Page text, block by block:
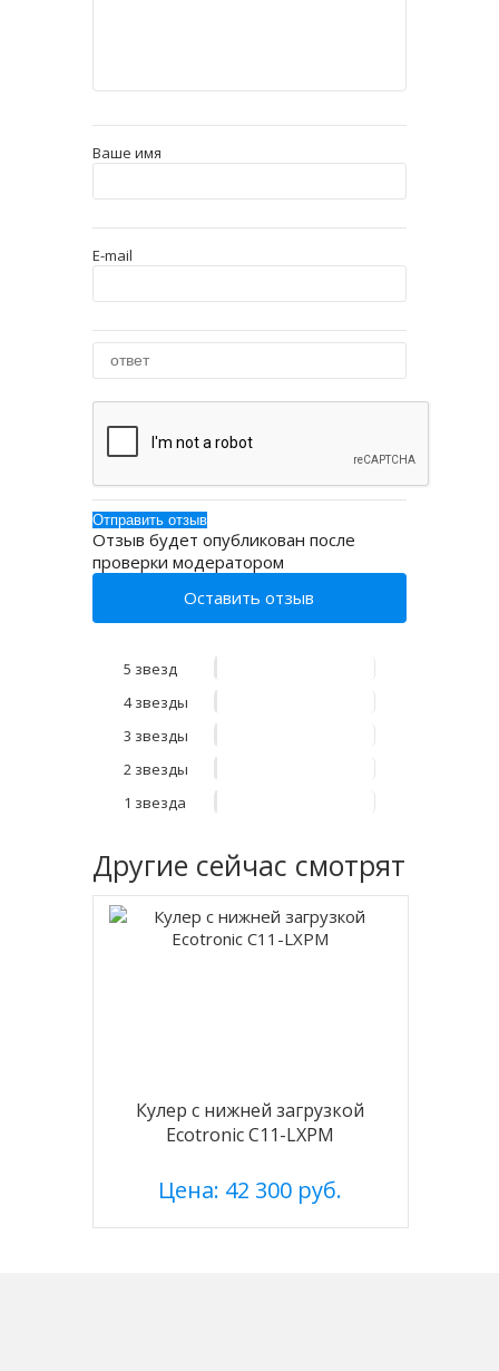
Ваше имя
E-mail
Отзыв будет опубликован после
проверки модератором
Оставить отзыв
5 звезд
4 звезды
3 звезды
2 звезды
1 звезда
Другие сейчас смотрят
Кулер с нижней загрузкой
Ecotronic C11-LXPM
Цена: 42 300 руб.